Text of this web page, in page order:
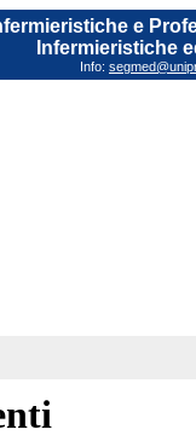
e
Infermieristiche
Info: